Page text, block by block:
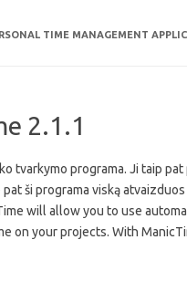
TIME MANAGEMENT
2.1.1
tvarkymo programa. Ji taip
pat ši programa viską
will allow you to use
on your projects. With